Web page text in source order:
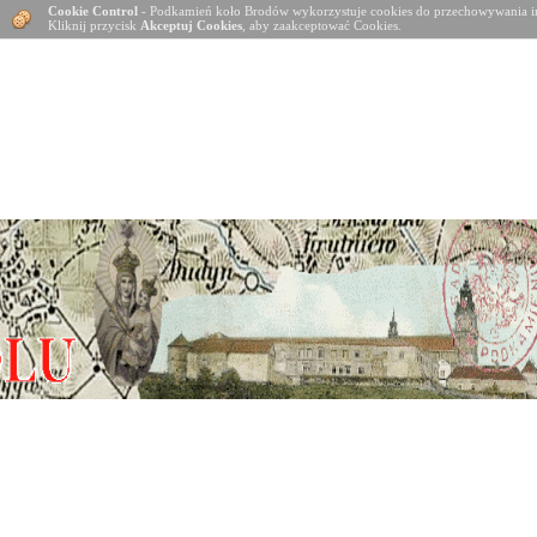
Cookie Control - Podkamień koło Brodów wykorzystuje cookies do
Kliknij przycisk Akceptuj Cookies , aby zaakceptować Cookies.